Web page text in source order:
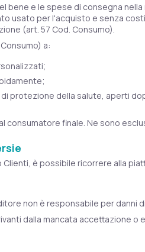
bene e le spese di consegna
usato per l'acquisto e senza
(art. 57 Cod. Consumo).
a:
protezione della salute, aperti
consumatore finale. Ne sono
è possibile ricorrere alla
non è responsabile per danni
dalla mancata accettazione o